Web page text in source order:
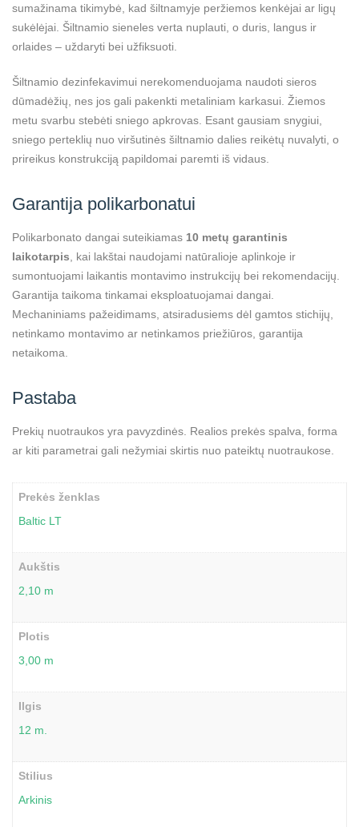
sumažinama tikimybė, kad šiltnamyje peržiemos kenkėjai ar ligų
sukėlėjai. Šiltnamio sieneles verta nuplauti, o duris, langus ir
orlaides – uždaryti bei užfiksuoti.
Šiltnamio dezinfekavimui nerekomenduojama naudoti sieros
dūmadėžių, nes jos gali pakenkti metaliniam karkasui. Žiemos
metu svarbu stebėti sniego apkrovas. Esant gausiam snygiui,
sniego perteklių nuo viršutinės šiltnamio dalies reikėtų nuvalyti, o
prireikus konstrukciją papildomai paremti iš vidaus.
Garantija polikarbonatui
Polikarbonato dangai suteikiamas 10 metų garantinis
laikotarpis , kai lakštai naudojami natūralioje aplinkoje ir
sumontuojami laikantis montavimo instrukcijų bei rekomendacijų.
Garantija taikoma tinkamai eksploatuojamai dangai.
Mechaniniams pažeidimams, atsiradusiems dėl gamtos stichijų,
netinkamo montavimo ar netinkamos priežiūros, garantija
netaikoma.
Pastaba
Prekių nuotraukos yra pavyzdinės. Realios prekės spalva, forma
ar kiti parametrai gali nežymiai skirtis nuo pateiktų nuotraukose.
Prekės ženklas
Baltic LT
Aukštis
2,10 m
Plotis
3,00 m
Ilgis
12 m.
Stilius
Arkinis